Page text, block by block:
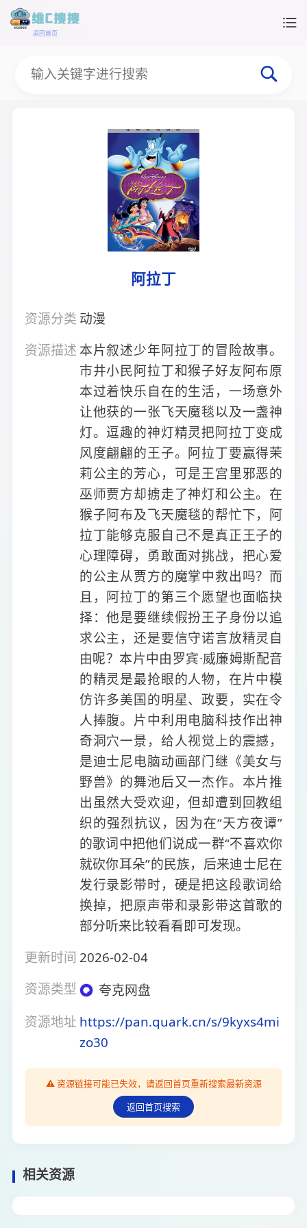
返回首页
阿拉丁
资源分类 动漫
资源描述 本片叙述少年阿拉丁的冒险故事。
市井小民阿拉丁和猴子好友阿布原
本过着快乐自在的生活，一场意外
让他获的一张飞天魔毯以及一盏神
灯。逗趣的神灯精灵把阿拉丁变成
风度翩翩的王子。阿拉丁要赢得茉
莉公主的芳心，可是王宫里邪恶的
巫师贾方却掳走了神灯和公主。在
猴子阿布及飞天魔毯的帮忙下，阿
拉丁能够克服自己不是真正王子的
心理障碍，勇敢面对挑战，把心爱
的公主从贾方的魔掌中救出吗？而
且，阿拉丁的第三个愿望也面临抉
择：他是要继续假扮王子身份以追
求公主，还是要信守诺言放精灵自
由呢？本片中由罗宾·威廉姆斯配音
的精灵是最抢眼的人物，在片中模
仿许多美国的明星、政要，实在令
人捧腹。片中利用电脑科技作出神
奇洞穴一景，给人视觉上的震撼，
是迪士尼电脑动画部门继《美女与
野兽》的舞池后又一杰作。本片推
出虽然大受欢迎，但却遭到回教组
织的强烈抗议，因为在“天方夜谭”
的歌词中把他们说成一群“不喜欢你
就砍你耳朵”的民族，后来迪士尼在
发行录影带时，硬是把这段歌词给
换掉，把原声带和录影带这首歌的
部分听来比较看看即可发现。
更新时间 2026-02-04
资源类型
夸克网盘
资源地址 https://pan.quark.cn/s/9kyxs4mi
zo30
⚠️ 资源链接可能已失效，请返回首页重新搜索最新资源
返回首页搜索
相关资源